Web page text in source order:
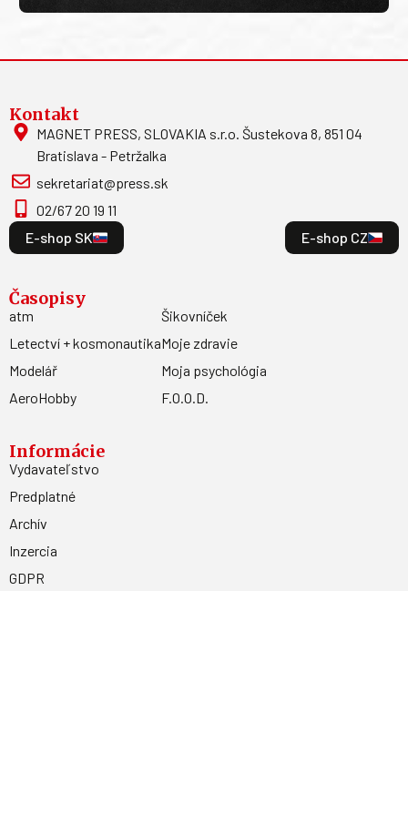
Kontakt
MAGNET PRESS, SLOVAKIA s.r.o. Šustekova 8, 851 04
Bratislava - Petržalka
sekretariat@press.sk
02/67 20 19 11
E-shop SK
E-shop CZ
Časopisy
atm
Letectví + kosmonautika
Modelář
AeroHobby
Šikovníček
Moje zdravie
Moja psychológia
F.O.O.D.
Informácie
Vydavateľstvo
Predplatné
Archív
Inzercia
GDPR